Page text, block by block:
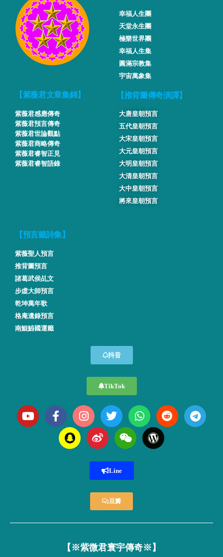
幸福人生團
天堂永生團
極樂世界團
幸福人生集
圓滿宗教集
宇宙萬象集
【紫薇君文章集錦】
紫薇君感應傳奇
紫薇君預言傳奇
紫薇君世論觀點
紫薇君商略傳奇
紫薇君睿智正見
紫薇君睿智語錄
【推背圖傳奇演譯】
大唐皇朝預言
五代皇朝預言
大宋皇朝預言
大元皇朝預言
大明皇朝預言
大清皇朝預言
大中皇朝預言
將來皇朝預言
【預言籤詩集】
紫薇聖人預言
推背圖預言
諸葛武侯乩文
步虛大師預言
乾坤萬年歌
格庵遺錄預言
南鯤鯓國運籤
抖音
TikTok
Line
豆瓣
【※紫微君寰宇傳奇※】